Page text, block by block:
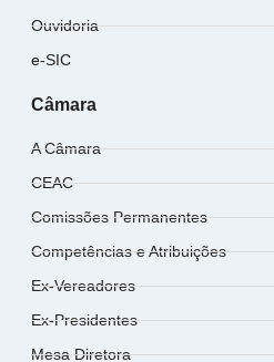
Ouvidoria
e-SIC
Câmara
A Câmara
CEAC
Comissões Permanentes
Competências e Atribuições
Ex-Vereadores
Ex-Presidentes
Mesa Diretora